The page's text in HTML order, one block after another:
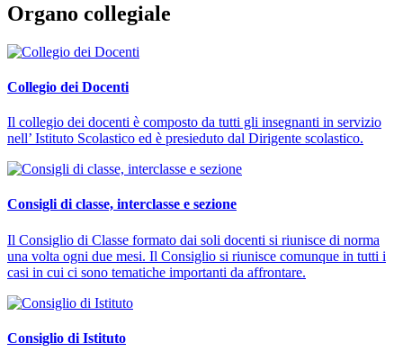
Organo collegiale
Collegio dei Docenti
Il collegio dei docenti è composto da tutti gli insegnanti in servizio
nell’ Istituto Scolastico ed è presieduto dal Dirigente scolastico.
Consigli di classe, interclasse e sezione
Il Consiglio di Classe formato dai soli docenti si riunisce di norma
una volta ogni due mesi. Il Consiglio si riunisce comunque in tutti i
casi in cui ci sono tematiche importanti da affrontare.
Consiglio di Istituto